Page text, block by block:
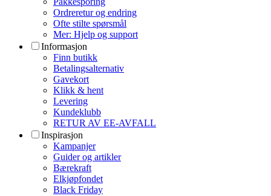
Ordreretur og endring
Ofte stilte spørsmål
Mer: Hjelp og support
Informasjon
Finn butikk
Betalingsalternativ
Gavekort
Klikk & hent
Levering
Kundeklubb
RETUR AV EE-AVFALL
Inspirasjon
Kampanjer
Guider og artikler
Bærekraft
Elkjøpfondet
Black Friday